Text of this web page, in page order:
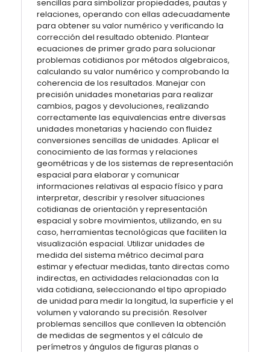
sencillas para simbolizar propiedades, pautas y
relaciones, operando con ellas adecuadamente
para obtener su valor numérico y verificando la
corrección del resultado obtenido. Plantear
ecuaciones de primer grado para solucionar
problemas cotidianos por métodos algebraicos,
calculando su valor numérico y comprobando la
coherencia de los resultados. Manejar con
precisión unidades monetarias para realizar
cambios, pagos y devoluciones, realizando
correctamente las equivalencias entre diversas
unidades monetarias y haciendo con fluidez
conversiones sencillas de unidades. Aplicar el
conocimiento de las formas y relaciones
geométricas y de los sistemas de representación
espacial para elaborar y comunicar
informaciones relativas al espacio físico y para
interpretar, describir y resolver situaciones
cotidianas de orientación y representación
espacial y sobre movimientos, utilizando, en su
caso, herramientas tecnológicas que faciliten la
visualización espacial. Utilizar unidades de
medida del sistema métrico decimal para
estimar y efectuar medidas, tanto directas como
indirectas, en actividades relacionadas con la
vida cotidiana, seleccionando el tipo apropiado
de unidad para medir la longitud, la superficie y el
volumen y valorando su precisión. Resolver
problemas sencillos que conlleven la obtención
de medidas de segmentos y el cálculo de
perímetros y ángulos de figuras planas o